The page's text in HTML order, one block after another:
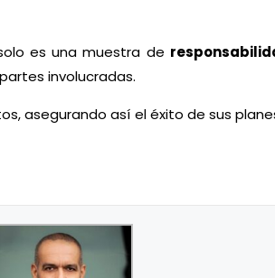
es una muestra de
involucradas.
asegurando así el éxito de sus